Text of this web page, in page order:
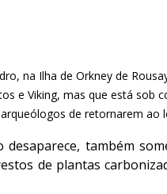
na Ilha de Orkney de
e Viking, mas que está sob
de retornarem ao
também
de plantas